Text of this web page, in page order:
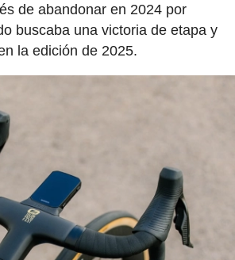
de abandonar en 2024 por
buscaba una victoria de etapa y
la edición de 2025.